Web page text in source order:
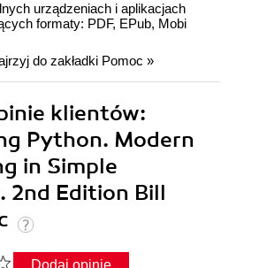
urządzeniach i aplikacjach
formaty: PDF, EPub, Mobi
do zakładki Pomoc »
klientów:
Python. Modern
in Simple
2nd Edition Bill